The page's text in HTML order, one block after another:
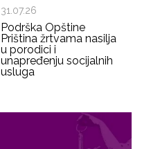
31.07.26
Podrška Opštine
Priština žrtvama nasilja
u porodici i
unapređenju socijalnih
usluga